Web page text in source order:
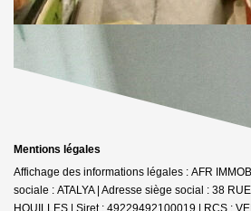
Mentions légales
Affichage des informations légales : AFR
sociale : ATALYA | Adresse siège social : 38
HOUILLES | Siret : 49229492100019 | RCS :